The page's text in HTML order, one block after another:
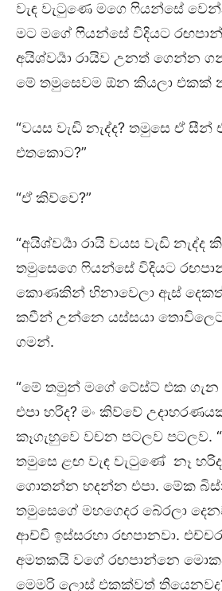
වැඳ වැටුණෙ මගෙ ෆියන්සේ
මට මගේ ෆියන්සේ විදියට
අයිශ්වර්‍යා රායිව උනත් ගෙන්න
මේ තමුසෙවම ඕන කියලා එකක්
“වයස වැඩි නැද්ද? තමුසෙ ඒ
එතකොට?”
“ඒ කිව්වෙ?”
“අයිශ්වර්‍යා රායි වයස වැඩි නැද්ද
තමුසෙගෙ ෆියන්සේ විදියට
කොණකින් හිනාවෙලා ඇස් දෙකත්
කවීන් උන්නෙ යස්සයා
ගමන්.
“මේ තමුන් මගේ ටේස්ට් එක
එපා හරිද? මං කිව්වේ
කෑගැහුවෙ වචන පටලව පටලව.
තමුසෙ ළඟ වැඳ වැටුණේ නෑ
ගොතන්න හදන්න එපා. මේක
තමුසෙගේ මහගෙදර බේරලා
ආච්චි ඉස්සරහා රඟපානවා.
අමතකයි වගේ රඟපාන්නෙ
මෙමරි ලොස් එකක්වත්